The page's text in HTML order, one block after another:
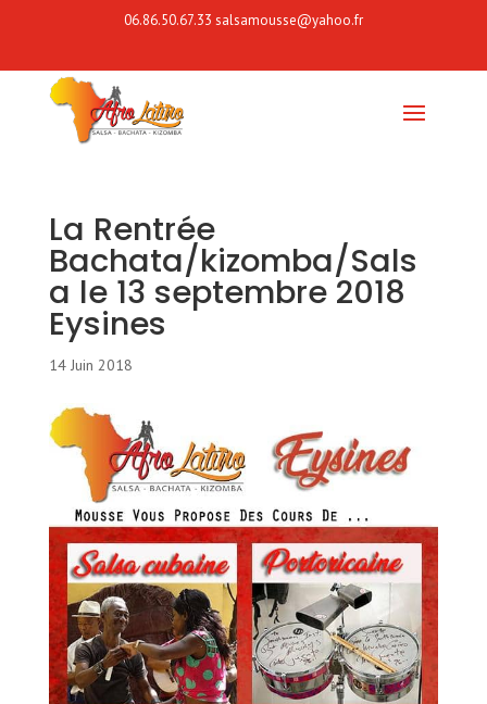
06.86.50.67.33 salsamousse@yahoo.fr
La Rentrée
Bachata/kizomba/Sals
a le 13 septembre 2018
Eysines
14 Juin 2018